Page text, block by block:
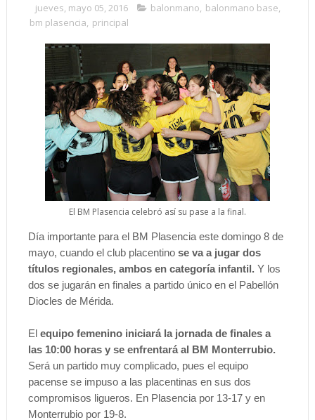
jueves, mayo 05, 2016 balonmano, balonmano base,
bm plasencia, principal
El BM Plasencia celebró así su pase a la final.
Día importante para el BM Plasencia este domingo 8 de
mayo, cuando el club placentino se va a jugar dos
títulos regionales, ambos en categoría infantil. Y los
dos se jugarán en finales a partido único en el Pabellón
Diocles de Mérida.
El equipo femenino iniciará la jornada de finales a
las 10:00 horas y se enfrentará al BM Monterrubio.
Será un partido muy complicado, pues el equipo
pacense se impuso a las placentinas en sus dos
compromisos ligueros. En Plasencia por 13-17 y en
Monterrubio por 19-8.